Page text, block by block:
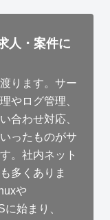
人・案件に
ります。サー
やログ管理、
合わせ対応、
ったものがサ
。社内ネット
多くありま
や
始まり、